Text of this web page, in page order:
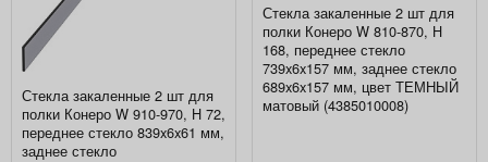
Стекла закаленные 2 шт для
полки Конеро W 910-970, H 72,
переднее стекло 839x6x61 мм,
заднее стекло
Стекла закаленные 2 шт для
полки Конеро W 810-870, H
168, переднее стекло
739x6x157 мм, заднее стекло
689x6x157 мм, цвет ТЕМНЫЙ
матовый (4385010008)